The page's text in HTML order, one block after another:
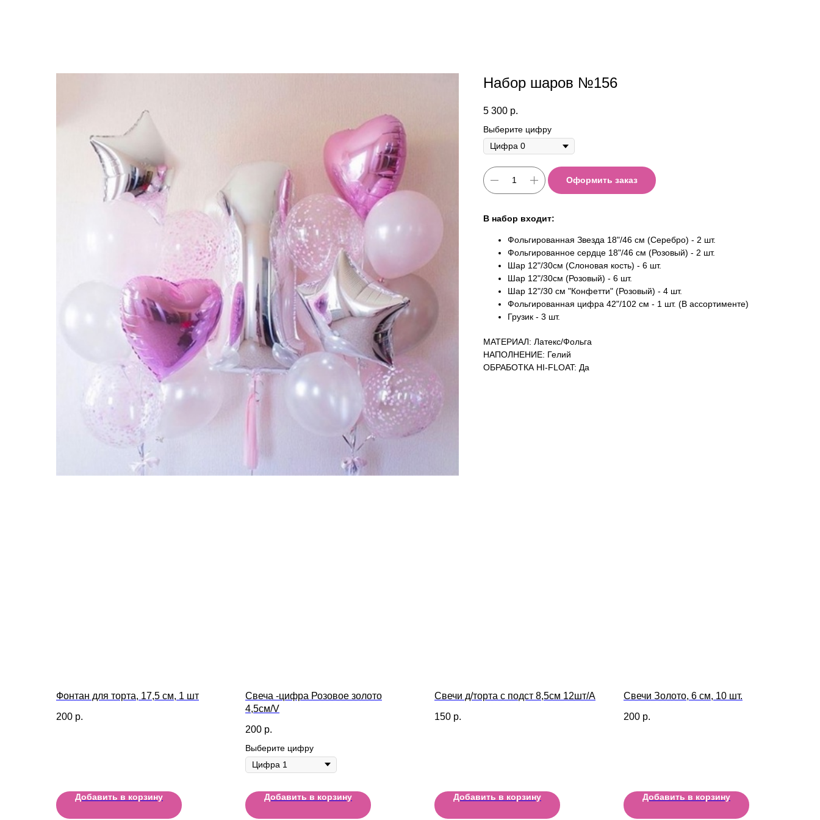
Набор шаров №156
5 300 р.
Выберите цифру
Оформить заказ
В набор входит:
Фольгированная Звезда 18"/46 см (Серебро) - 2 шт.
Фольгированное сердце 18"/46 см (Розовый) - 2 шт.
Шар 12"/30см (Слоновая кость) - 6 шт.
Шар 12"/30см (Розовый) - 6 шт.
Шар 12"/30 см "Конфетти" (Розовый) - 4 шт.
Фольгированная цифра 42"/102 см - 1 шт. (В ассортименте)
Грузик - 3 шт.
МАТЕРИАЛ: Латекс/Фольга
НАПОЛНЕНИЕ: Гелий
ОБРАБОТКА HI-FLOAT: Да
Фонтан для торта, 17,5 см, 1 шт
200 р.
Добавить в корзину
Свеча -цифра Розовое золото
4,5см/V
200 р.
Выберите цифру
Добавить в корзину
Свечи д/торта с подст 8,5см 12шт/A
150 р.
Добавить в корзину
Свечи Золото, 6 см, 10 шт.
200 р.
Добавить в корзину